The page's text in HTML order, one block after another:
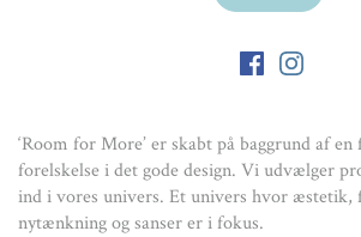
‘Room for More’ er skabt på baggrund af en
forelskelse i det gode design. Vi udvælger
ind i vores univers. Et univers hvor æstetik,
nytænkning og sanser er i fokus.